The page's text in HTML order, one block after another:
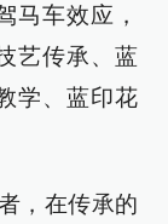
马车效应，
艺传承、蓝
学、蓝印花
，在传承的